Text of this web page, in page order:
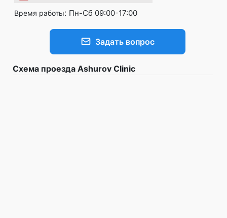
Время работы: Пн-Сб 09:00-17:00
Задать вопрос
Схема проезда Ashurov Clinic